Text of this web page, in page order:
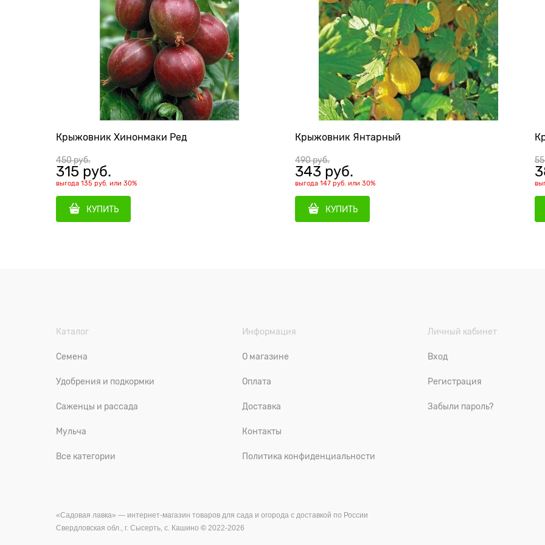
Крыжовник Хинонмаки Ред
450 руб.
315 руб.
выгода 135 руб. или 30%
КУПИТЬ
Крыжовник Янтарный
490 руб.
343 руб.
выгода147 руб. или30%
КУПИТЬ
Каталог
Семена
Удобрения и подкормки
Саженцы и рассада
Мульча
Все категории
Информация
О магазине
Оплата
Доставка
Контакты
Политика конфиденциальности
Личный кабинет
Вход
Регистрация
Забыли пароль?
«Садовая лавка» — интернет-магазин товаров для сада и огорода с доставкой по России
Свердловская обл., г. Сысерть, с. Кашино © 2022-2026